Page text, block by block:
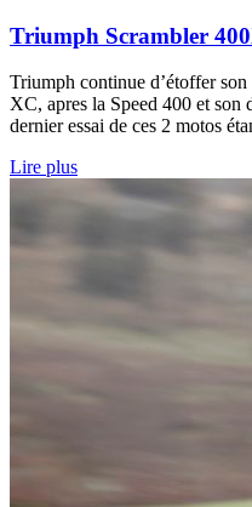
Triumph Scrambler
Triumph continue d’étoffer
XC, apres la Speed 400 et
dernier essai de ces 2 motos
Lire plus